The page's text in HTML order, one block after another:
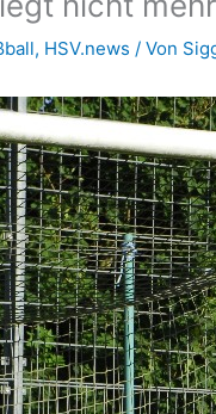
, HSV.news / Von